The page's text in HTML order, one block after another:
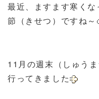
最近、ますます寒く
節（きせつ）ですね～
11月の週末（しゅうま
行ってきました